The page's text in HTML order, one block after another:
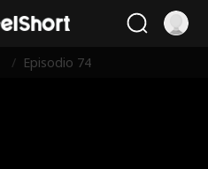
/ Episodio 74